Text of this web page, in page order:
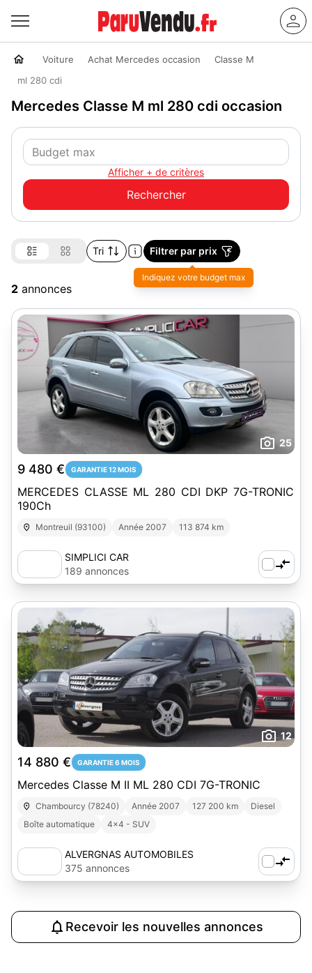
Voiture Achat Mercedes occasion
Classe M
ml 280 cdi
Mercedes Classe M ml 280 cdi occasion
Afficher + de critères
Tri Filtrer par prix
Indiquez votre budget max
2 annonces
25
9 480 € GARANTIE 12 MOIS
MERCEDES CLASSE ML 280 CDI DKP 7G-TRONIC
190Ch
Montreuil (93100) Année 2007 113 874 km
SIMPLICI CAR
189 annonces
12
14 880 € GARANTIE 6 MOIS
Mercedes Classe M II ML 280 CDI 7G-TRONIC
Chambourcy (78240) Année 2007 127 200 km
Diesel
Boîte automatique
4x4 - SUV
ALVERGNAS AUTOMOBILES
375 annonces
Recevoir les nouvelles annonces